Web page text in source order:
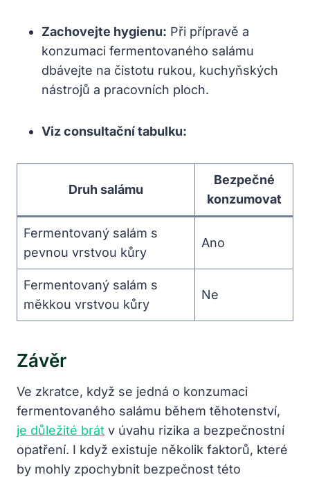
Zachovejte hygienu: Při přípravě a
konzumaci fermentovaného salámu
dbávejte na čistotu rukou, kuchyňských
nástrojů a pracovních ploch.
Viz consultační tabulku:
Druh salámu
Bezpečné
konzumovat
Fermentovaný salám s
pevnou vrstvou kůry
Ano
Fermentovaný salám s
měkkou vrstvou kůry
Ne
Závěr
Ve zkratce, když se jedná o konzumaci
fermentovaného salámu během těhotenství,
je důležité brát v úvahu rizika a bezpečnostní
opatření. I když existuje několik faktorů, které
by mohly zpochybnit bezpečnost této